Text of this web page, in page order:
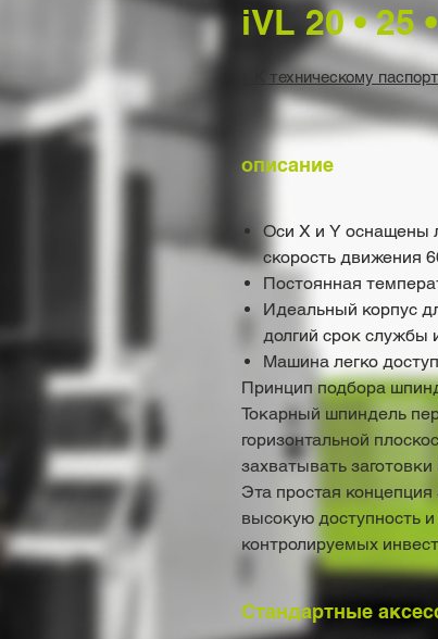
iVL 20 • 25
↓ К техническому
описание
Оси X и Y оснащены
скорость движения
Постоянная
Идеальный корпус
долгий срок службы
Машина легко
Принцип подбора
Токарный шпиндель
горизонтальной
захватывать
Эта простая
высокую доступность
контролируемых
Стандартные